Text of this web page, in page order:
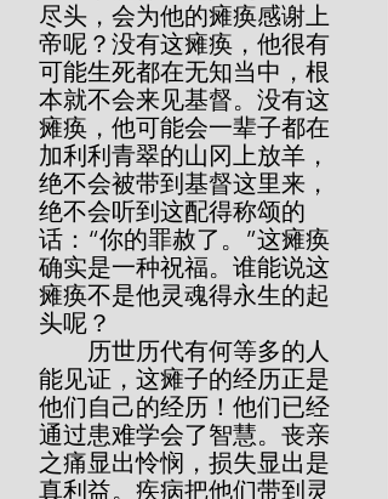
尽头，会为他的瘫痪感谢上
帝呢？没有这瘫痪，他很有
可能生死都在无知当中，根
本就不会来见基督。没有这
瘫痪，他可能会一辈子都在
加利利青翠的山冈上放羊，
绝不会被带到基督这里来，
绝不会听到这配得称颂的
话：“你的罪赦了。”这瘫痪
确实是一种祝福。谁能说这
瘫痪不是他灵魂得永生的起
头呢？
能见证，这瘫子的经历正是
他们自己的经历！他们已经
通过患难学会了智慧。丧亲
之痛显出怜悯，损失显出是
真利益。疾病把他们带到灵